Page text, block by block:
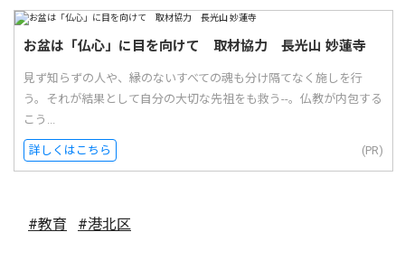
お盆は「仏心」に目を向けて 取材協力 長光山 妙蓮寺
見ず知らずの人や、縁のないすべての魂も分け隔てなく施しを行
う。それが結果として自分の大切な先祖をも救う--。仏教が内包する
こう...
詳しくはこちら (PR)
#教育 #港北区